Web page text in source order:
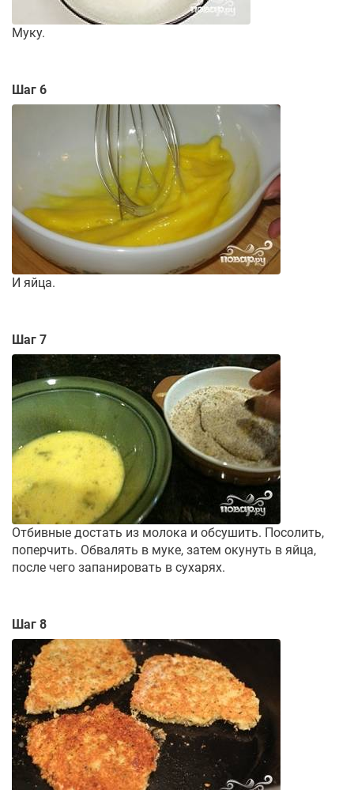
Муку.
Шаг 6
И яйца.
Шаг 7
Отбивные достать из молока и обсушить. Посолить,
поперчить. Обвалять в муке, затем окунуть в яйца,
после чего запанировать в сухарях.
Шаг 8